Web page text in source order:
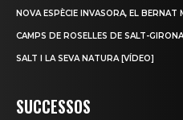
NOVA ESPÈCIE INVASORA, EL BERNAT
CAMPS DE ROSELLES DE SALT-GIRONA
SALT I LA SEVA NATURA [VÍDEO]
SUCCESSOS